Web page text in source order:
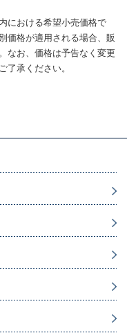
における希望小売価格で
価格が適用される場合、販
なお、価格は予告なく変更
承ください。